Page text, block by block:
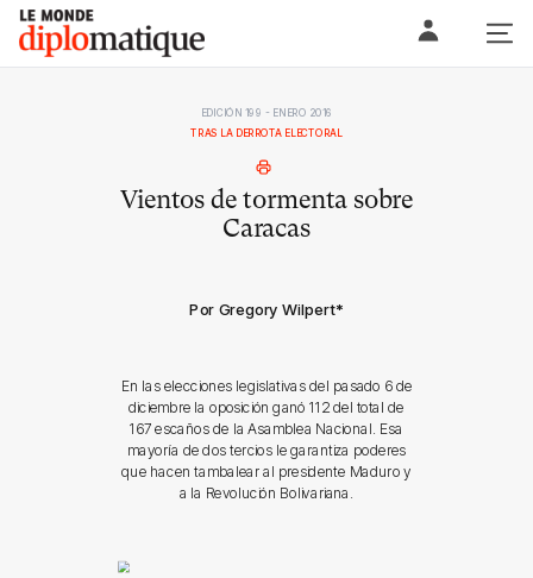
Skip
content
Le monde diplomatique
EDICIÓN 199 - ENERO 2016
TRAS LA DERROTA ELECTORAL
Vientos de tormenta sobre
Caracas
Por Gregory Wilpert*
En las elecciones legislativas del pasado 6 de
diciembre la oposición ganó 112 del total de
167 escaños de la Asamblea Nacional. Esa
mayoría de dos tercios le garantiza poderes
que hacen tambalear al presidente Maduro y
a la Revolución Bolivariana.